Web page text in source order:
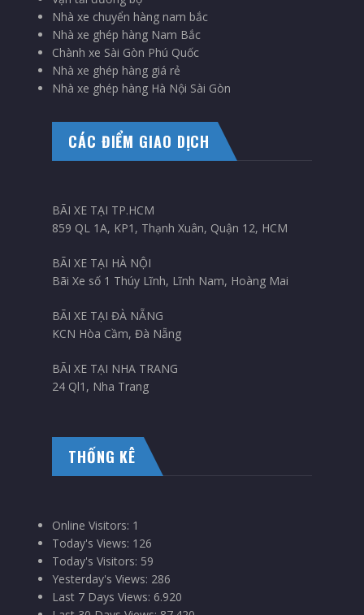
Nhà xe chuyển hàng nam bắc
Nhà xe ghép hàng Nam Bắc
Chành xe Sài Gòn Phú Quốc
Nhà xe ghép hàng giá rẻ
Nhà xe ghép hàng Hà Nội Sài Gòn
CÁC ĐIỂM GIAO DỊCH
BÃI XE TẠI TP.HCM
859 QL 1A, KP1, Thạnh Xuân, Quận 12, HCM
BÃI XE TẠI HÀ NỘI
Bãi Xe số 1 Thúy Lĩnh, Lĩnh Nam, Hoàng Mai
BÃI XE TẠI ĐÀ NẴNG
KCN Hòa Cầm, Đà Nẵng
BÃI XE TẠI NHA TRANG
24 Ql1, Nha Trang
THỐNG KÊ
Online Visitors: 1
Today's Views: 126
Today's Visitors: 59
Yesterday's Views: 286
Last 7 Days Views: 6.920